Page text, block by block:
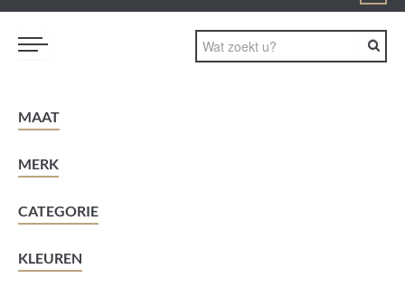
BORD- & KAARTSPELLEN
MINIATUURSPELLEN
CADEAUBON
MAAT
MERK
CATEGORIE
KLEUREN